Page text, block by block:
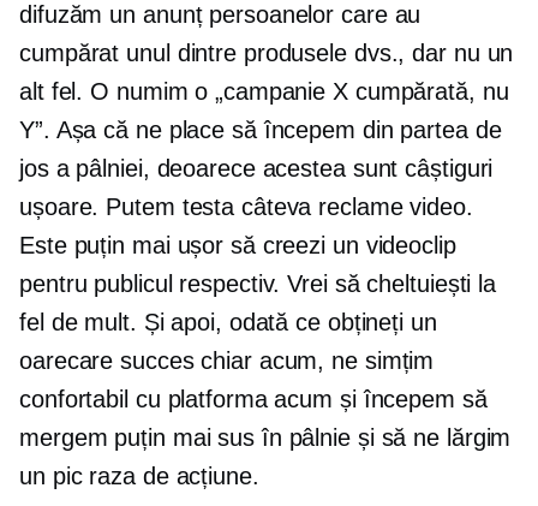
difuzăm un anunț persoanelor care au
cumpărat unul dintre produsele dvs., dar nu un
alt fel. O numim o „campanie X cumpărată, nu
Y”. Așa că ne place să începem din partea de
jos a pâlniei, deoarece acestea sunt câștiguri
ușoare. Putem testa câteva reclame video.
Este puțin mai ușor să creezi un videoclip
pentru publicul respectiv. Vrei să cheltuiești la
fel de mult. Și apoi, odată ce obțineți un
oarecare succes chiar acum, ne simțim
confortabil cu platforma acum și începem să
mergem puțin mai sus în pâlnie și să ne lărgim
un pic raza de acțiune.